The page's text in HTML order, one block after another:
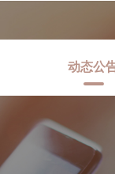
动态公